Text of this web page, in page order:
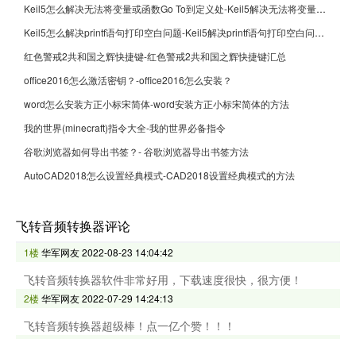
Keil5怎么解决无法将变量或函数Go To到定义处-Keil5解决无法将变量或函数Go To到定义处的方法
Keil5怎么解决printf语句打印空白问题-Keil5解决printf语句打印空白问题的方法
红色警戒2共和国之辉快捷键-红色警戒2共和国之辉快捷键汇总
office2016怎么激活密钥？-office2016怎么安装？
word怎么安装方正小标宋简体-word安装方正小标宋简体的方法
我的世界(minecraft)指令大全-我的世界必备指令
谷歌浏览器如何导出书签？- 谷歌浏览器导出书签方法
AutoCAD2018怎么设置经典模式-CAD2018设置经典模式的方法
飞转音频转换器评论
1楼华军网友2022-08-23 14:04:42
飞转音频转换器软件非常好用，下载速度很快，很方便！
2楼华军网友2022-07-29 14:24:13
飞转音频转换器超级棒！点一亿个赞！！！